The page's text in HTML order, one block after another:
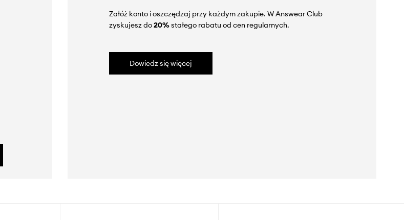
Załóż konto i oszczędzaj przy każdym zakupie. W Answear Club
zyskujesz do20%stałego rabatu od cen regularnych.
Dowiedz się więcej